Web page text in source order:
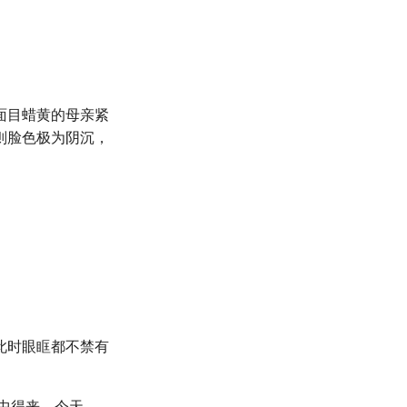
目蜡黄的母亲紧
色极为阴沉，
时眼眶都不禁有